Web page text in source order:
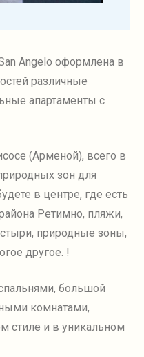
Angelo оформлена в
различные
апартаменты с
(Арменой), всего в
зон для
в центре, где есть
Ретимно, пляжи,
природные зоны,
другое. !
большой
комнатами,
стиле и в уникальном